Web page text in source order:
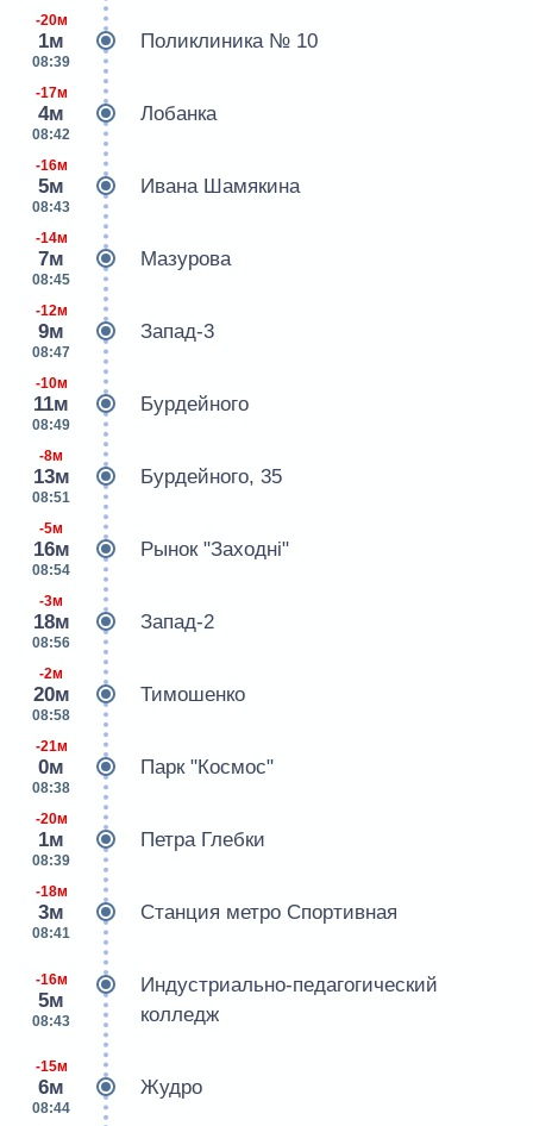
-20м
1м
08:39
Поликлиника № 10
-17м
4м
08:42
Лобанка
-16м
5м
08:43
Ивана Шамякина
-14м
7м
08:45
Мазурова
-12м
9м
08:47
Запад-3
-10м
11м
08:49
Бурдейного
-8м
13м
08:51
Бурдейного, 35
-5м
16м
08:54
Рынок "Заходнi"
-3м
18м
08:56
Запад-2
-2м
20м
08:58
Тимошенко
-21м
0м
08:38
Парк "Космос"
-20м
1м
08:39
Петра Глебки
-18м
3м
08:41
Станция метро Спортивная
-16м
5м
08:43
Индустриально-педагогический
колледж
-15м
6м
08:44
Жудро